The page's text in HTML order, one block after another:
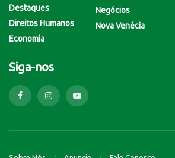
Destaques
Direitos Humanos
Economia
Negócios
Nova Venécia
Siga-nos